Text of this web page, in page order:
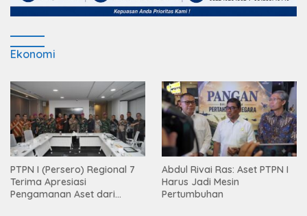
Ekonomi
PTPN I (Persero) Regional 7
Terima Apresiasi
Pengamanan Aset dari
Abdul Rivai Ras: Aset PTPN I
Harus Jadi Mesin
Pertumbuhan